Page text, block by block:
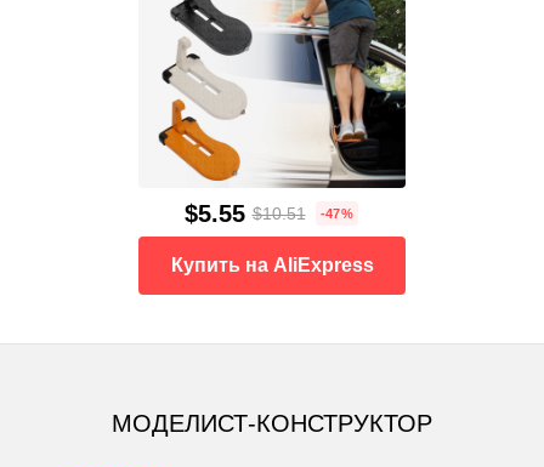
$5.55 $10.51 -47%
Купить на AliExpress
МОДЕЛИСТ-КОНСТРУКТОР